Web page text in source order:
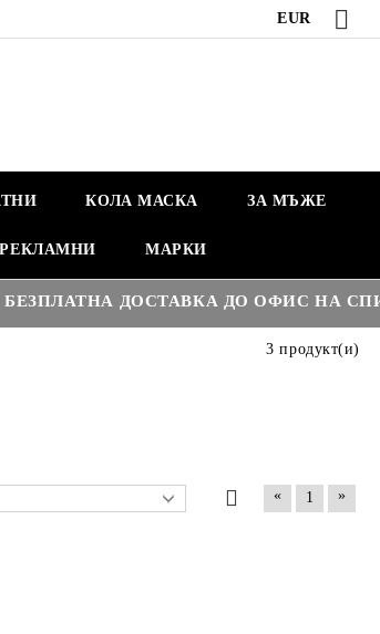
EUR
КОЛА МАСКА ЗА МЪЖЕ
РЕКЛАМНИ МАРКИ
ДОСТАВКА ДО ОФИС НА
3 продукт(и)
« 1 »